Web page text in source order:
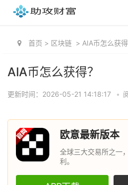
首页 > 区块链 > AIA币怎么获得
AIA币怎么获得？
更新时间：2026-05-21 14:18:17 •
欧意最新版本
全球三大交易所之一
利。